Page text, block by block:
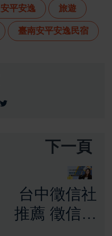
安平安逸 旅遊
臺南安平安逸民宿
下一頁
台中徵信社
推薦 徵信需